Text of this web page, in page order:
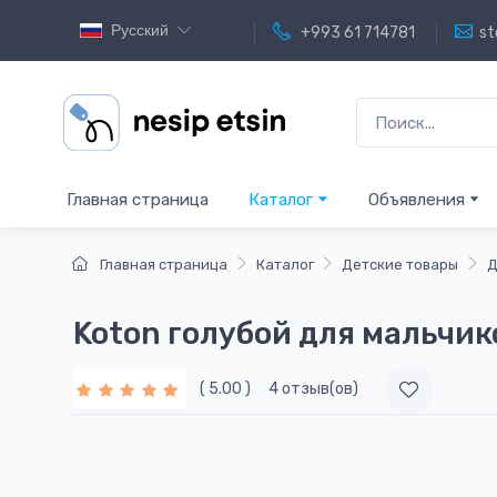
Русский +993 61 714781
Главная страница Каталог Объявления
Главная страница Каталог Детские товары
Koton голубой для
( 5.00 ) 4 отзыв(ов)